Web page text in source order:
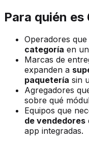
Para quién
Operadores
categoría en
Marcas de
expanden a
paquetería sin
Agregadores
sobre qué
Equipos que
de vendedores
app integradas.